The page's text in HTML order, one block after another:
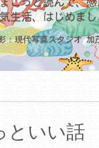
といい話